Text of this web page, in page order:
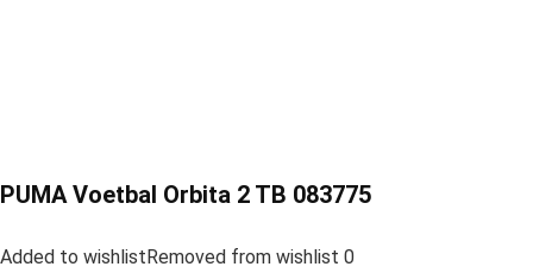
PUMA Voetbal Orbita 2 TB 083775
Added to wishlistRemoved from wishlist 0